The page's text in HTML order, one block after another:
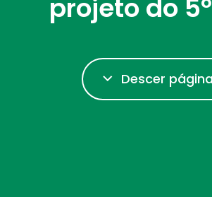
projeto do
Descer